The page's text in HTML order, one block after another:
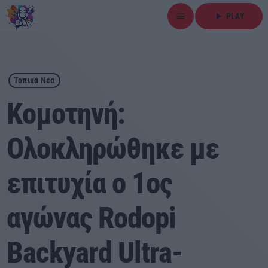
menu play_arrow PLAY
close
play_arrow ΕΡΚΟ
Αρχική
Εκπομπές
Ειδήσεις
Τοπικά Νέα
Αθλητικά
Τοπικά Νέα
Kομοτηνή:
Ολοκληρώθηκε με
επιτυχία ο 1ος
αγώνας Rodopi
Backyard Ultra-